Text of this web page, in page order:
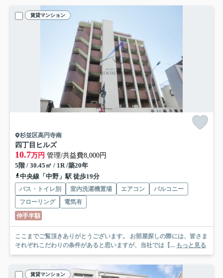
賃貸マンション
杉並区高円寺南
四丁目ヒルズ
10.7万円 管理/共益費8,000円
5階 / 30.45㎡ / 1R /築20年
中央線「中野」駅 徒歩19分
バス・トイレ別 室内洗濯機置場 エアコン
バルコニー
フローリング
電気有
仲手半額
ここまでご覧頂きありがとうございます。 お部屋探しの際には、皆さま
それぞれこだわりの条件があると思いますが、当社では【... もっと見る
賃貸マンション